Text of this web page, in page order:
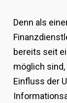
Denn als
bereits seit
möglich
Einfluss der